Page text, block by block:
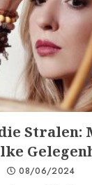
Stralen:
08/06/2024